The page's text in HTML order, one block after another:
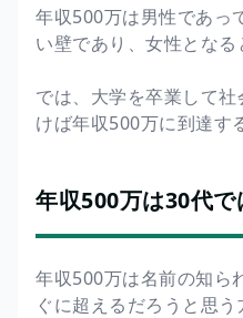
年収500万は男性であっ
い壁であり、女性となる
では、大学を卒業して
けば年収500万に到達す
年収500万は30代で
年収500万は名前の知ら
ぐに超えるだろうと思う